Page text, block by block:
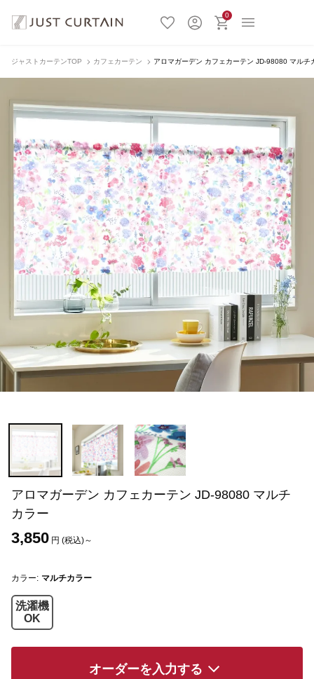
0
ジャストカーテンTOP カフェカーテン アロマガーデン カフェカーテン JD-98080 マルチ
アロマガーデン カフェカーテン JD-98080 マルチ
カラー
3,850 円 (税込)～
カラー: マルチカラー
洗濯機
OK
オーダーを入力する